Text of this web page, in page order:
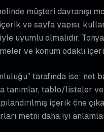
müşteri davranışı
ve sayfa yapısı,
uyumlu olmalıdır.
ve konum odaklı
tarafında ise; net
tanımlar, tablo/listeler
içerik öne
metni daha iyi